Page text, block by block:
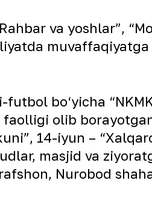
va yoshlar”,
muvaffaqiyatga
bo‘yicha
faolligi olib
14-iyun –
masjid va
Nurobod